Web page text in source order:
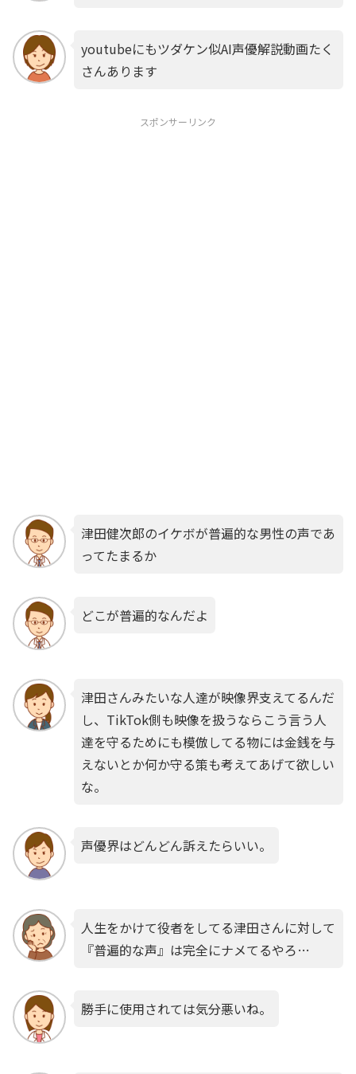
youtubeにもツダケン似AI声優解説動画たく
さんあります
スポンサーリンク
津田健次郎のイケボが普遍的な男性の声であ
ってたまるか
どこが普遍的なんだよ
津田さんみたいな人達が映像界支えてるんだ
し、TikTok側も映像を扱うならこう言う人
達を守るためにも模倣してる物には金銭を与
えないとか何か守る策も考えてあげて欲しい
な。
声優界はどんどん訴えたらいい。
人生をかけて役者をしてる津田さんに対して
『普遍的な声』は完全にナメてるやろ…
勝手に使用されては気分悪いね。